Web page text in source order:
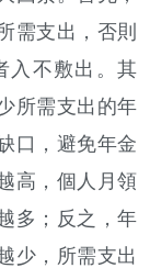
需支出，否則
入不敷出。其
所需支出的年
口，避免年金
高，個人月領
多；反之，年
少，所需支出